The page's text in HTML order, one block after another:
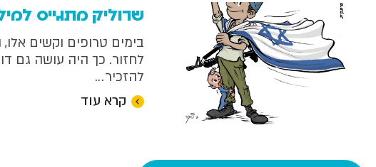
שרוליק מתגייס
בימים טרופים וקשים
לחזור. כך היה עושה גם
להזכיר...
קרא עוד